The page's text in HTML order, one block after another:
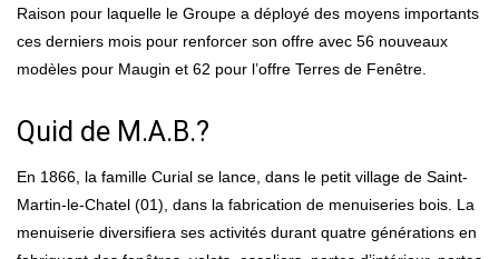
Raison pour laquelle le Groupe a déployé des moyens importants
ces derniers mois pour renforcer son offre avec 56 nouveaux
modèles pour Maugin et 62 pour l’offre Terres de Fenêtre.
Quid de M.A.B.?
En 1866, la famille Curial se lance, dans le petit village de Saint-
Martin-le-Chatel (01), dans la fabrication de menuiseries bois. La
menuiserie diversifiera ses activités durant quatre générations en